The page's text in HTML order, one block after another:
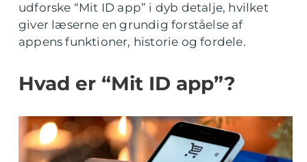
udforske “Mit ID app” i dyb detalje, hvilket
giver læserne en grundig forståelse af
appens funktioner, historie og fordele.
Hvad er “Mit ID app”?